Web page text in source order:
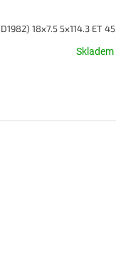
Skladem